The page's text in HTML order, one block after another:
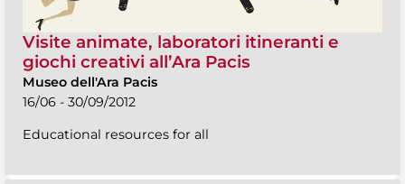
Visite animate, laboratori itineranti e
giochi creativi all’Ara Pacis
Museo dell'Ara Pacis
16/06 - 30/09/2012
Educational resources for all